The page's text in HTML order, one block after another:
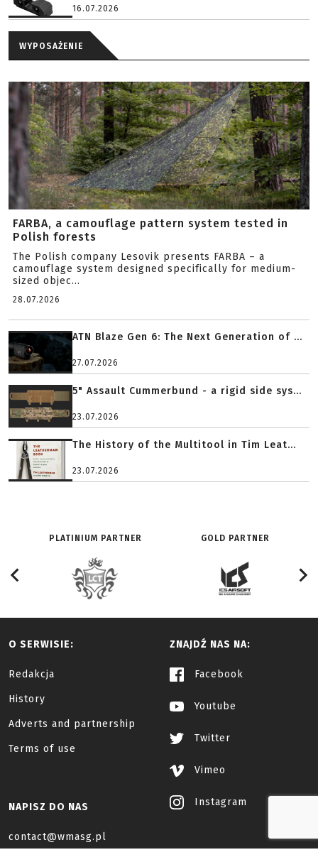
16.07.2026
WYPOSAŻENIE
FARBA, a camouflage pattern system tested in
Polish forests
The Polish company Lesovik presents FARBA – a
camouflage system designed specifically for medium-
sized objec...
28.07.2026
ATN Blaze Gen 6: The Next Generation of ...
27.07.2026
5" Assault Cummerbund - a rigid side sys...
23.07.2026
The History of the Multitool in Tim Leat...
23.07.2026
PLATINIUM PARTNER GOLD PARTNER
O SERWISIE:
Redakcja
History
Adverts and partnership
Terms of use
ZNAJDŹ NAS NA:
Facebook
Youtube
Twitter
Vimeo
Instagram
NAPISZ DO NAS
contact@wmasg.pl